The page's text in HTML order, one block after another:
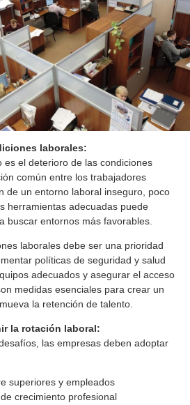
laborales:
es el deterioro de las condiciones
común entre los trabajadores
de un entorno laboral inseguro, poco
herramientas adecuadas puede
buscar entornos más favorables.
laborales debe ser una prioridad
políticas de seguridad y salud
adecuados y asegurar el acceso
medidas esenciales para crear un
la retención de talento.
la rotación laboral:
las empresas deben adoptar
superiores y empleados
crecimiento profesional